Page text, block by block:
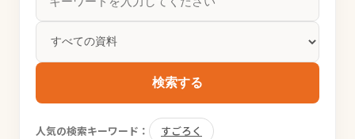
検索する
人気の検索キーワード：
すごろく